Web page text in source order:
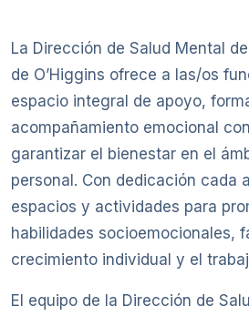
La Dirección de Salud Mental
de O’Higgins ofrece a las/os
espacio integral de apoyo,
acompañamiento emocional
garantizar el bienestar en el
personal. Con dedicación cada
espacios y actividades para
habilidades socioemocionales,
crecimiento individual y el
El equipo de la Dirección de